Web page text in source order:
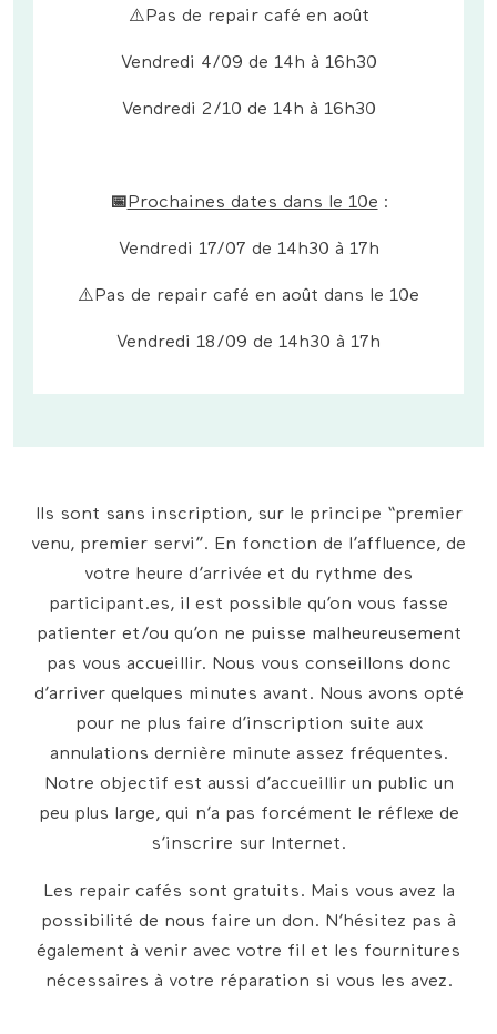
⚠️Pas de repair café en août
Vendredi 4/09 de 14h à 16h30
Vendredi 2/10 de 14h à 16h30
📅 Prochaines dates dans le 10e :
Vendredi 17/07 de 14h30 à 17h
⚠️Pas de repair café en août dans le 10e
Vendredi 18/09 de 14h30 à 17h
Ils sont sans inscription, sur le principe “premier
venu, premier servi”. En fonction de l’affluence, de
votre heure d’arrivée et du rythme des
participant.es, il est possible qu’on vous fasse
patienter et/ou qu’on ne puisse malheureusement
pas vous accueillir. Nous vous conseillons donc
d’arriver quelques minutes avant. Nous avons opté
pour ne plus faire d’inscription suite aux
annulations dernière minute assez fréquentes.
Notre objectif est aussi d’accueillir un public un
peu plus large, qui n’a pas forcément le réflexe de
s’inscrire sur Internet.
Les repair cafés sont gratuits. Mais vous avez la
possibilité de nous faire un don. N’hésitez pas à
également à venir avec votre fil et les fournitures
nécessaires à votre réparation si vous les avez.